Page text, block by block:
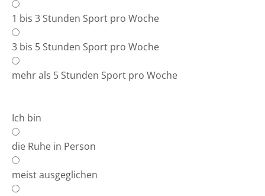
1 bis 3 Stunden Sport pro Woche
3 bis 5 Stunden Sport pro Woche
mehr als 5 Stunden Sport pro Woche
Ich bin
die Ruhe in Person
meist ausgeglichen